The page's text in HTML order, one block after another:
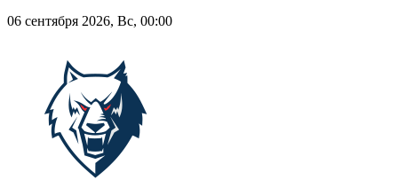
06 сентября 2026, Вс, 00:00